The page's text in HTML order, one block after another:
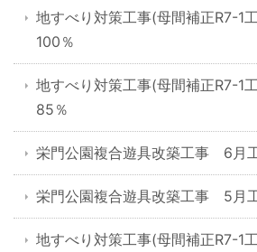
地すべり対策工事(母間補正R7-
100％
地すべり対策工事(母間補正R7-
85％
栄門公園複合遊具改築工事 6月
栄門公園複合遊具改築工事 5月
地すべり対策工事(母間補正R7-